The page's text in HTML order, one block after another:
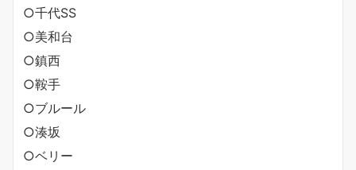
○千代SS
○美和台
○鎮西
○鞍手
○ブルール
○湊坂
○ベリー